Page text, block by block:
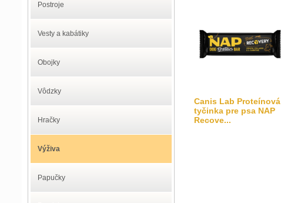
Postroje
Vesty a kabátiky
Obojky
Vôdzky
Hračky
Výživa
Papučky
Canis Lab Proteínová
tyčinka pre psa NAP
Recove...